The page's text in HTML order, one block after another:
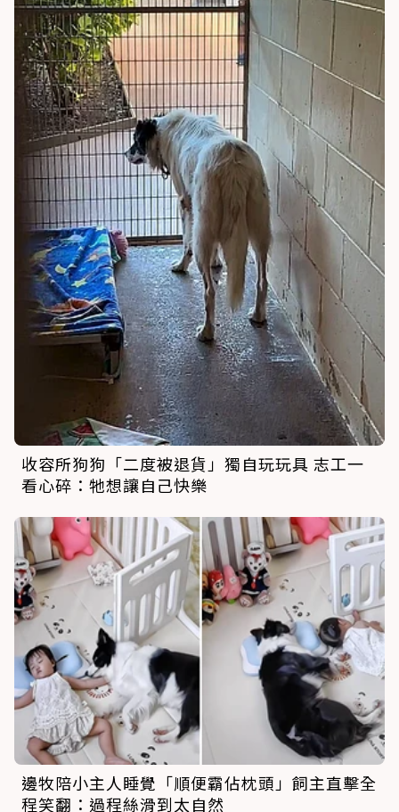
收容所狗狗「二度被退貨」獨自玩玩具 志工一
看心碎：牠想讓自己快樂
邊牧陪小主人睡覺「順便霸佔枕頭」飼主直擊全
程笑翻：過程絲滑到太自然